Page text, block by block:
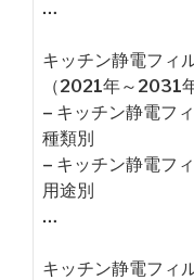
…
キッチン静電フィ
（2021年～2031年
– キッチン静電フ
種類別
– キッチン静電フ
用途別
…
キッチン静電フィ